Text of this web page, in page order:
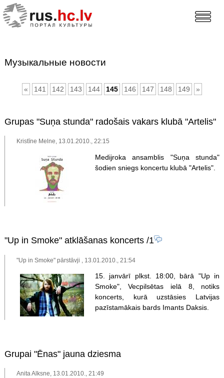
Музыкальные новости
« 141 142 143 144 145 146 147 148 149 »
Grupas "Suņa stunda" radošais vakars klubā "Artelis"
Kristīne Melne, 13.01.2010., 22:15
Medijroka ansamblis "Suņa stunda"
šodien sniegs koncertu klubā "Artelis".
"Up in Smoke" atklāšanas koncerts/1
"Up in Smoke" pārstāvji , 13.01.2010., 21:54
15. janvārī plkst. 18:00, bārā "Up in
Smoke", Vecpilsētas ielā 8, notiks
koncerts, kurā uzstāsies Latvijas
pazīstamākais bards Imants Daksis.
Grupai "Ēnas" jauna dziesma
Anita Alksne, 13.01.2010., 21:49